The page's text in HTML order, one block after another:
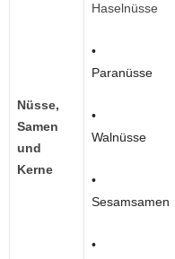
Nüsse,
Samen
und
Kerne
Haselnüsse
•
Paranüsse
•
Walnüsse
•
Sesamsamen
•